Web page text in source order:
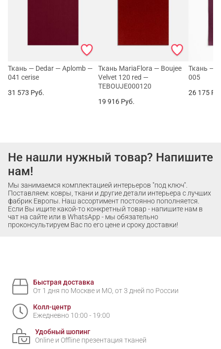
Ткань — Dedar — Aplomb —
041 cerise
31 573 Руб.
Ткань MariaFlora — Boujee
Velvet 120 red —
TEBOUJE000120
19 916 Руб.
Ткань —
005
26 175
Не нашли нужный товар? Напишите
нам!
Мы занимаемся комплектацией интерьеров "под ключ".
Поставляем: ковры, ткани и другие детали интерьера с лучших
фабрик Европы. Наш ассортимент постоянно пополняется.
Если Вы ищите какой-то конкретный товар - напишите нам в
чат на сайте или в WhatsApp - мы обязательно
проконсультируем Вас по его цене и сроку доставки!
Быстрая доставка
От 1 дня по Москве и МО, от 3 дней по России
Колл-центр
Ежедневно 10:00 - 19:00
Удобный шопинг
Online и Offline презентация тканей